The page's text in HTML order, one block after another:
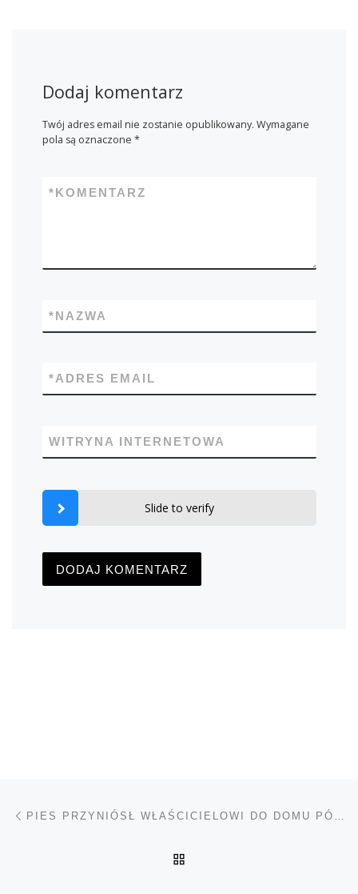
Dodaj komentarz
Twój adres email nie zostanie opublikowany. Wymagane
pola są oznaczone *
KOMENTARZ
*
NAZWA
*
ADRES EMAIL
*
WITRYNA INTERNETOWA
Slide to verify
Nawigacja wpisu